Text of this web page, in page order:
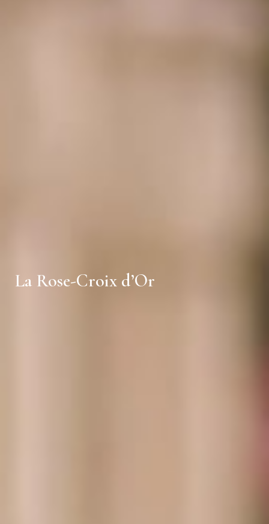
La Rose-Croix d’Or